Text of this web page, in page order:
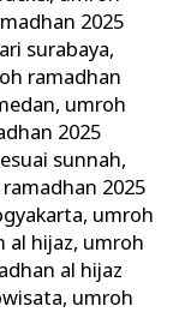
2025
surabaya,
ramadhan
, umroh
2025
sunnah,
2025
, umroh
al hijaz, umroh
al hijaz
, umroh